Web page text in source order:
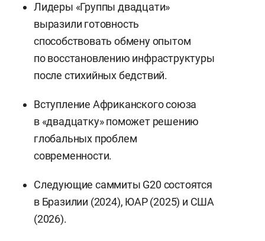
Лидеры «Группы двадцати»
выразили готовность
способствовать обмену опытом
по восстановлению инфраструктуры
после стихийных бедствий.
Вступление Африканского союза
в «двадцатку» поможет решению
глобальных проблем
современности.
Следующие саммиты G20 состоятся
в Бразилии (2024), ЮАР (2025) и США
(2026).